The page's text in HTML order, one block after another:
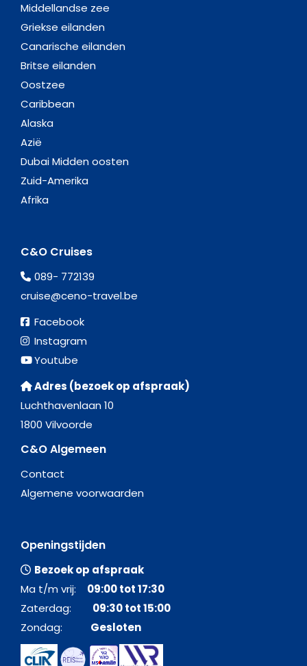
Middellandse zee
Griekse eilanden
Canarische eilanden
Britse eilanden
Oostzee
Caribbean
Alaska
Azië
Dubai Midden oosten
Zuid-Amerika
Afrika
C&O Cruises
089- 772139
cruise@ceno-travel.be
Facebook
Instagram
Youtube
Adres (bezoek op afspraak)
Luchthavenlaan 10
1800 Vilvoorde
C&O Algemeen
Contact
Algemene voorwaarden
Openingstijden
Bezoek op afspraak
Ma t/m vrij: 09:00 tot 17:30
Zaterdag: 09:30 tot 15:00
Zondag: Gesloten